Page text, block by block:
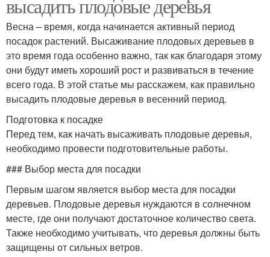
высадить плодовые деревья
Весна – время, когда начинается активный период
посадок растений. Высаживание плодовых деревьев в
это время года особенно важно, так как благодаря этому
они будут иметь хороший рост и развиваться в течение
всего года. В этой статье мы расскажем, как правильно
высадить плодовые деревья в весенний период.
Подготовка к посадке
Перед тем, как начать высаживать плодовые деревья,
необходимо провести подготовительные работы.
### Выбор места для посадки
Первым шагом является выбор места для посадки
деревьев. Плодовые деревья нуждаются в солнечном
месте, где они получают достаточное количество света.
Также необходимо учитывать, что деревья должны быть
защищены от сильных ветров.